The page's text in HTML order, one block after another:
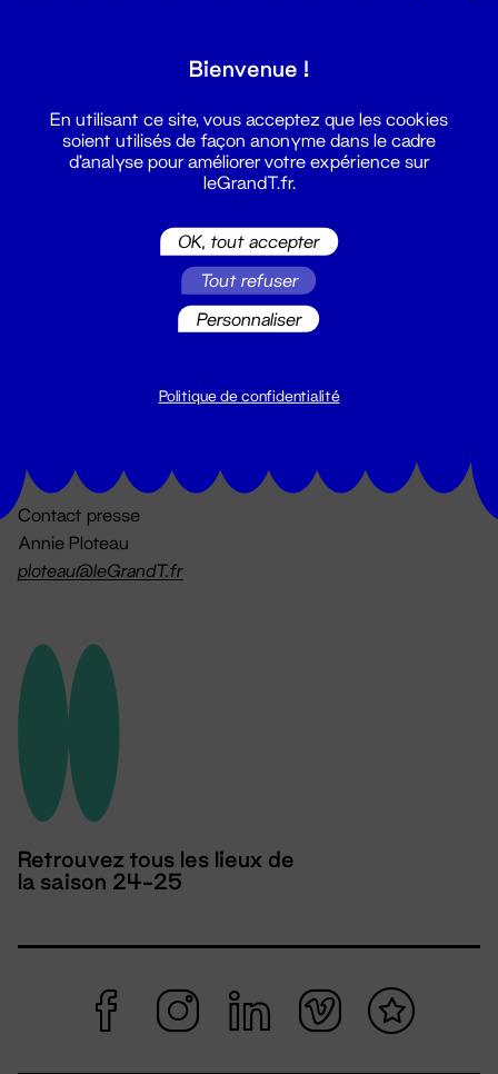
billetterie@leGrandT.fr
Du lundi au vendredi 14h → 18h
Contact presse
Annie Ploteau
ploteau@leGrandT.fr
Retrouvez tous les lieux de
la saison 24-25
Bienvenue !
En utilisant ce site, vous acceptez que les cookies
soient utilisés de façon anonyme dans le cadre
d'analyse pour améliorer votre expérience sur
leGrandT.fr.
OK, tout accepter
Tout refuser
Personnaliser
Politique de confidentialité